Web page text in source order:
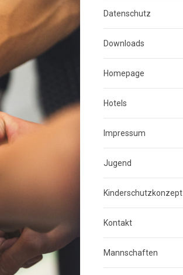
Datenschutz
Downloads
Homepage
Hotels
Impressum
Jugend
Kinderschutzkonzept
Kontakt
Mannschaften